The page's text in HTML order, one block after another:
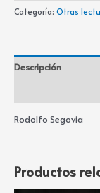
Categoría: Otras
Descripción
Rodolfo Segovia
Productos